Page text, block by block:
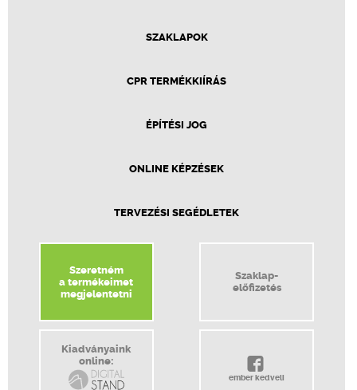
SZAKLAPOK
CPR TERMÉKKIÍRÁS
ÉPÍTÉSI JOG
ONLINE KÉPZÉSEK
TERVEZÉSI SEGÉDLETEK
Szeretném
a termékeimet
megjelentetni
Szaklap-
előfizetés
Kiadványaink
online:
ember kedveli